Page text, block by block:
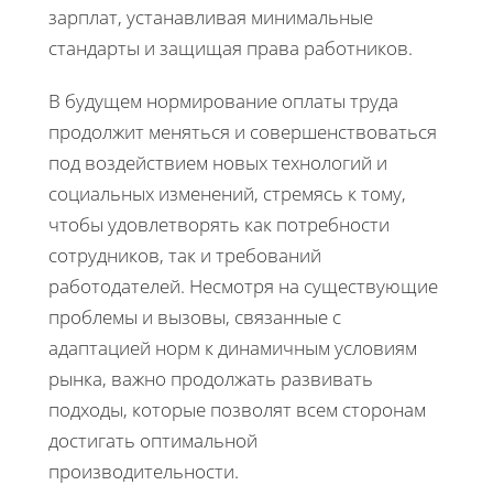
зарплат, устанавливая минимальные
стандарты и защищая права работников.
В будущем нормирование оплаты труда
продолжит меняться и совершенствоваться
под воздействием новых технологий и
социальных изменений, стремясь к тому,
чтобы удовлетворять как потребности
сотрудников, так и требований
работодателей. Несмотря на существующие
проблемы и вызовы, связанные с
адаптацией норм к динамичным условиям
рынка, важно продолжать развивать
подходы, которые позволят всем сторонам
достигать оптимальной
производительности.